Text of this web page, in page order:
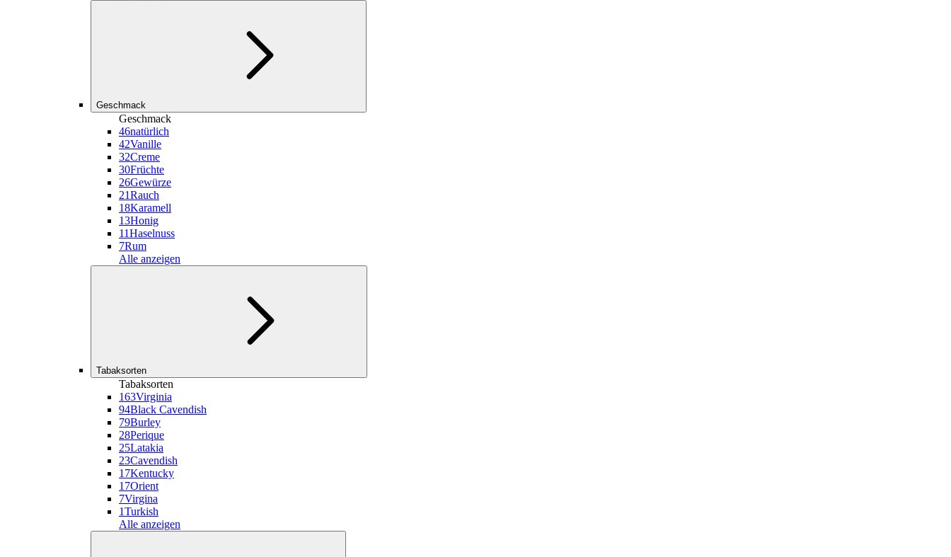
Geschmack
Geschmack
46natürlich
42Vanille
32Creme
30Früchte
26Gewürze
21Rauch
18Karamell
13Honig
11Haselnuss
7Rum
Alle anzeigen
Tabaksorten
Tabaksorten
163Virginia
94Black Cavendish
79Burley
28Perique
25Latakia
23Cavendish
17Kentucky
17Orient
7Virgina
1Turkish
Alle anzeigen